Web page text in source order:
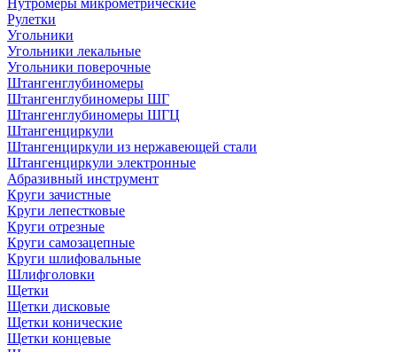
Нутромеры микрометрические
Рулетки
Угольники
Угольники лекальные
Угольники поверочные
Штангенглубиномеры
Штангенглубиномеры ШГ
Штангенглубиномеры ШГЦ
Штангенциркули
Штангенциркули из нержавеющей стали
Штангенциркули электронные
Абразивный инструмент
Круги зачистные
Круги лепестковые
Круги отрезные
Круги самозацепные
Круги шлифовальные
Шлифголовки
Щетки
Щетки дисковые
Щетки конические
Щетки концевые